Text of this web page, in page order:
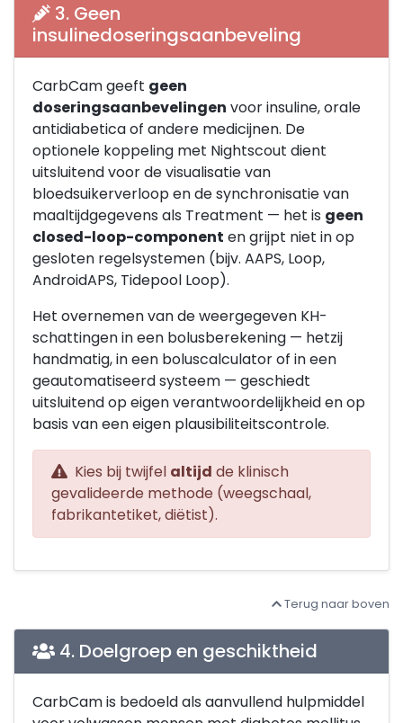
3. Geen
insulinedoseringsaanbeveling
CarbCam geeft geen
doseringsaanbevelingen voor insuline, orale
antidiabetica of andere medicijnen. De
optionele koppeling met Nightscout dient
uitsluitend voor de visualisatie van
bloedsuikerverloop en de synchronisatie van
maaltijdgegevens als Treatment — het is geen
closed-loop-component en grijpt niet in op
gesloten regelsystemen (bijv. AAPS, Loop,
AndroidAPS, Tidepool Loop).
Het overnemen van de weergegeven KH-
schattingen in een bolusberekening — hetzij
handmatig, in een boluscalculator of in een
geautomatiseerd systeem — geschiedt
uitsluitend op eigen verantwoordelijkheid en op
basis van een eigen plausibiliteitscontrole.
Kies bij twijfel altijd de klinisch
gevalideerde methode (weegschaal,
fabrikantetiket, diëtist).
Terug naar boven
4. Doelgroep en geschiktheid
CarbCam is bedoeld als aanvullend hulpmiddel